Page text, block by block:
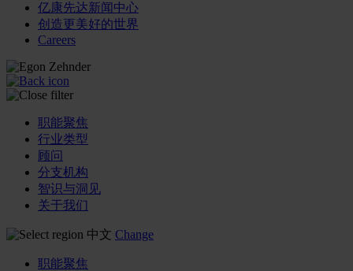
亿康先达新闻中心
创造更美好的世界
Careers
职能聚焦
行业类型
顾问
分支机构
智识与洞见
关于我们
中文 Change
职能聚焦